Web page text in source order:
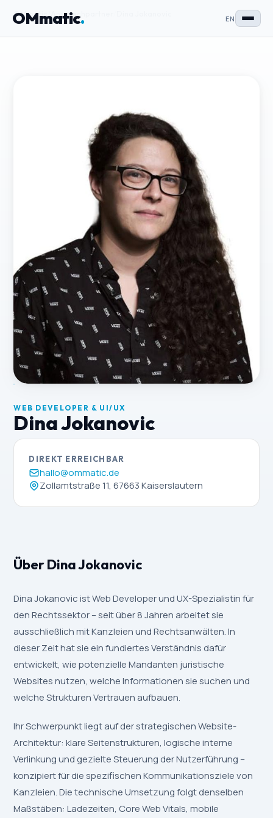
OMmatic. EN
OMmatic Ansprechpartner
WEB DEVELOPER & UI/UX
Dina Jokanovic
DIREKT ERREICHBAR
hallo@ommatic.de
Zollamtstraße 11, 67663 Kaiserslautern
Über Dina Jokanovic
Dina Jokanovic ist Web Developer und UX-Spezialistin für
den Rechtssektor – seit über 8 Jahren arbeitet sie
ausschließlich mit Kanzleien und Rechtsanwälten. In
dieser Zeit hat sie ein fundiertes Verständnis dafür
entwickelt, wie potenzielle Mandanten juristische
Websites nutzen, welche Informationen sie suchen und
welche Strukturen Vertrauen aufbauen.
Ihr Schwerpunkt liegt auf der strategischen Website-
Architektur: klare Seitenstrukturen, logische interne
Verlinkung und gezielte Steuerung der Nutzerführung –
konzipiert für die spezifischen Kommunikationsziele von
Kanzleien. Die technische Umsetzung folgt denselben
Maßstäben: Ladezeiten, Core Web Vitals, mobile